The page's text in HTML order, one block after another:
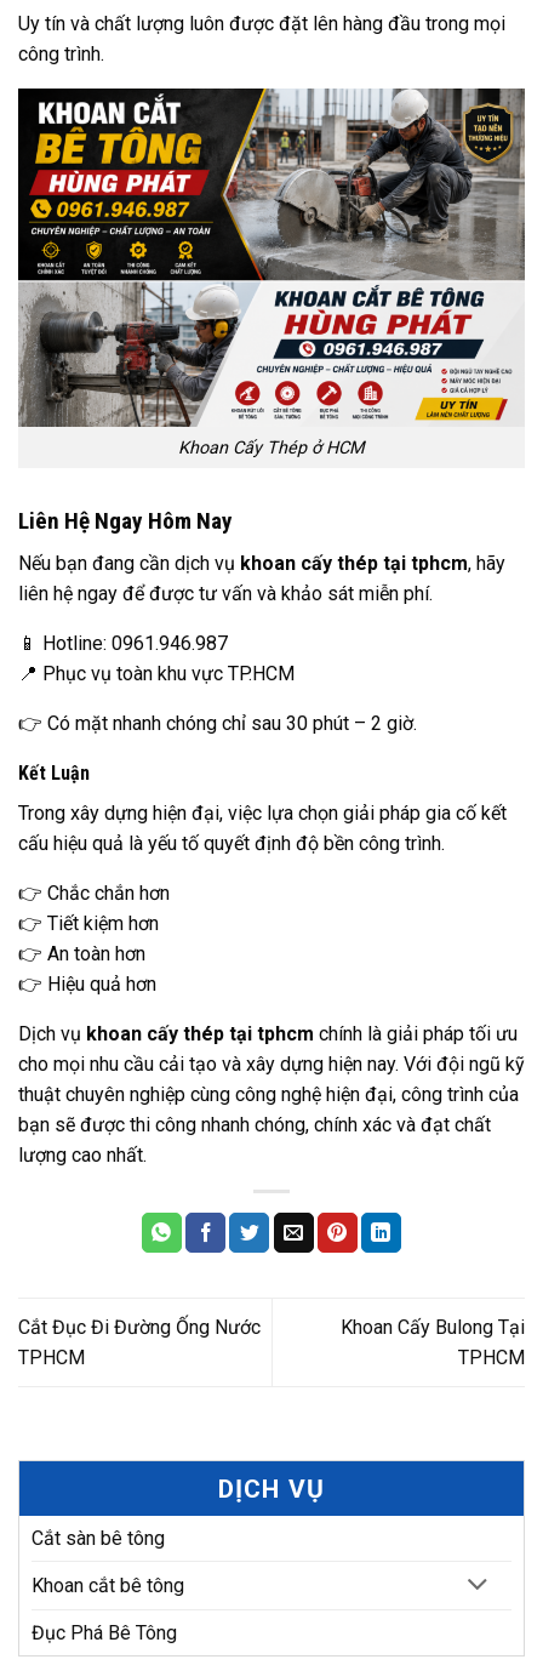
Uy tín và chất lượng luôn được đặt lên hàng đầu trong mọi
công trình.
Khoan Cấy Thép ở HCM
Liên Hệ Ngay Hôm Nay
Nếu bạn đang cần dịch vụ khoan cấy thép tại tphcm, hãy
liên hệ ngay để được tư vấn và khảo sát miễn phí.
📱 Hotline: 0961.946.987
📍 Phục vụ toàn khu vực TP.HCM
👉 Có mặt nhanh chóng chỉ sau 30 phút – 2 giờ.
Kết Luận
Trong xây dựng hiện đại, việc lựa chọn giải pháp gia cố kết
cấu hiệu quả là yếu tố quyết định độ bền công trình.
👉 Chắc chắn hơn
👉 Tiết kiệm hơn
👉 An toàn hơn
👉 Hiệu quả hơn
Dịch vụ khoan cấy thép tại tphcm chính là giải pháp tối ưu
cho mọi nhu cầu cải tạo và xây dựng hiện nay. Với đội ngũ kỹ
thuật chuyên nghiệp cùng công nghệ hiện đại, công trình của
bạn sẽ được thi công nhanh chóng, chính xác và đạt chất
lượng cao nhất.
Cắt Đục Đi Đường Ống Nước
TPHCM
Khoan Cấy Bulong Tại
TPHCM
DỊCH VỤ
Cắt sàn bê tông
Khoan cắt bê tông
Đục Phá Bê Tông